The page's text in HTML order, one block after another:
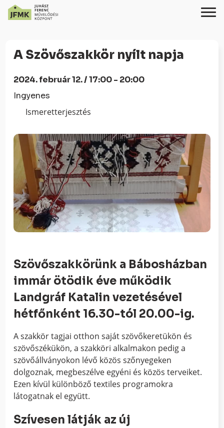
Content
navigációhozA Szövőszakkör nyílt napja
2024. február 12. / 17:00 - 20:00
Ingyenes
Ismeretterjesztés
Szövőszakkörünk a Bábosházban
immár ötödik éve működik
Landgráf Katalin vezetésével
hétfőnként 16.30-tól 20.00-ig.
A szakkör tagjai otthon saját szövőkeretükön és
szövőszékükön, a szakköri alkalmakon pedig a
szövőállványokon lévő közös szőnyegeken
dolgoznak, megbeszélve egyéni és közös terveiket.
Ezen kívül különböző textiles programokra
látogatnak el együtt.
Szívesen látják az új